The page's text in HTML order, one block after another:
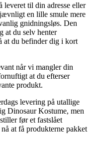
til din adresse eller
en lille smule mere
gnidningsløs. Den
at du selv henter
at du befinder dig i kort
når vi mangler din
at du efterser
produkt.
levering på utallige
Dinosaur Kostume, men
før et fastslået
at få produkterne pakket